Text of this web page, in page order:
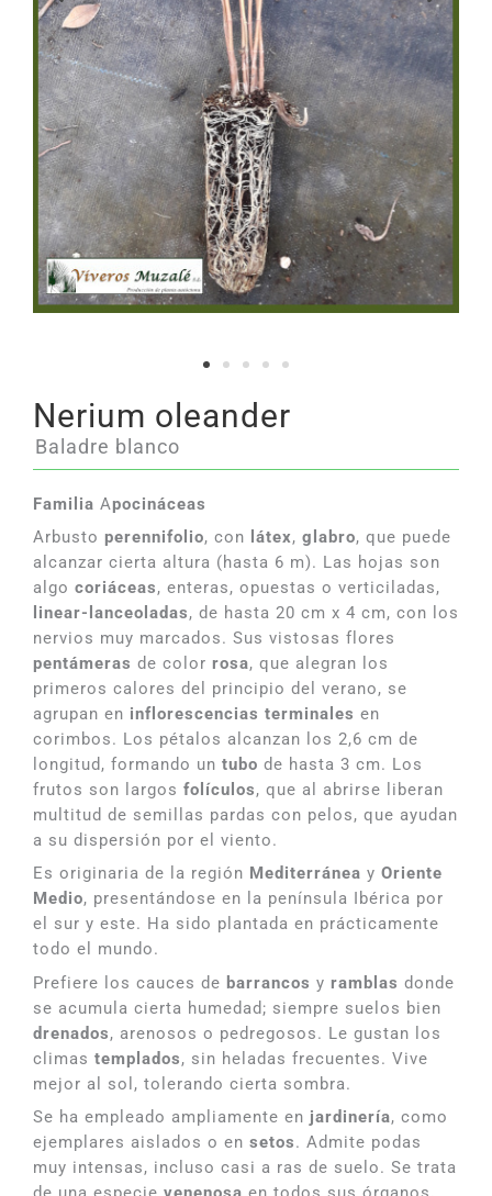
Nerium oleander
Baladre blanco
Familia Apocináceas
Arbusto perennifolio, con látex, glabro, que puede
alcanzar cierta altura (hasta 6 m). Las hojas son
algo coriáceas, enteras, opuestas o verticiladas,
linear-lanceoladas, de hasta 20 cm x 4 cm, con los
nervios muy marcados. Sus vistosas flores
pentámeras de color rosa, que alegran los
primeros calores del principio del verano, se
agrupan en inflorescencias terminales en
corimbos. Los pétalos alcanzan los 2,6 cm de
longitud, formando un tubo de hasta 3 cm. Los
frutos son largos folículos, que al abrirse liberan
multitud de semillas pardas con pelos, que ayudan
a su dispersión por el viento.
Es originaria de la región Mediterránea y Oriente
Medio, presentándose en la península Ibérica por
el sur y este. Ha sido plantada en prácticamente
todo el mundo.
Prefiere los cauces de barrancos y ramblas donde
se acumula cierta humedad; siempre suelos bien
drenados, arenosos o pedregosos. Le gustan los
climas templados, sin heladas frecuentes. Vive
mejor al sol, tolerando cierta sombra.
Se ha empleado ampliamente en jardinería, como
ejemplares aislados o en setos. Admite podas
muy intensas, incluso casi a ras de suelo. Se trata